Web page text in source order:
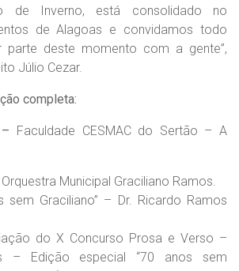
de Inverno, está consolidado no
de Alagoas e convidamos todo
parte deste momento com a gente”,
Júlio Cezar.
completa:
Faculdade CESMAC do Sertão – A
Municipal Graciliano Ramos.
sem Graciliano” – Dr. Ricardo Ramos
do X Concurso Prosa e Verso –
– Edição especial “70 anos sem